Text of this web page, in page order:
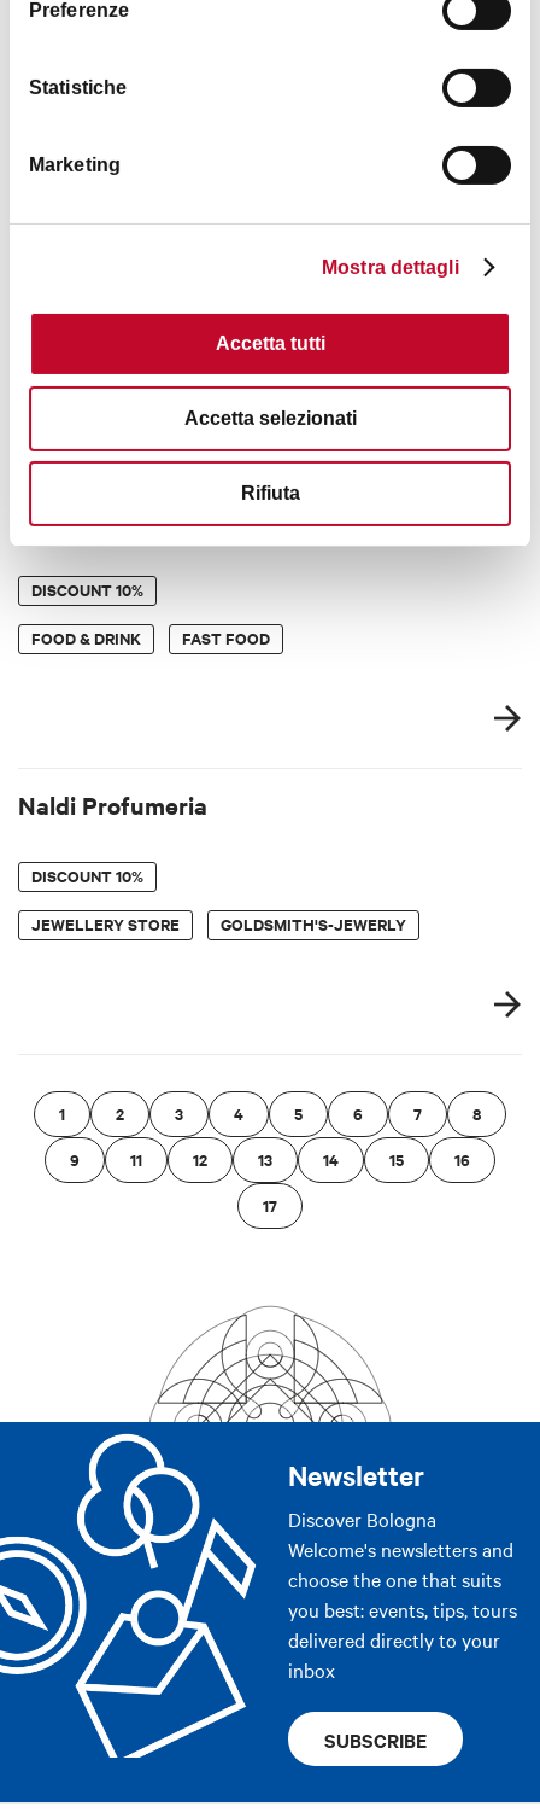
Preferenze
Statistiche
Marketing
Mostra dettagli
Accetta tutti
Accetta selezionati
Rifiuta
DISCOUNT10%
La maison du savon de Marseille
HOME-WARE & FORNITURE HOME-WARE
Mc Donald's
DISCOUNT10%
FOOD & DRINK FAST FOOD
Naldi Profumeria
DISCOUNT10%
JEWELLERY STORE GOLDSMITH'S-JEWERLY
1 2 3 4 5 6 7
8
9
11 12 13 14 15
16
17
Newsletter
Discover Bologna
Welcome's newsletters and
choose the one that suits
you best: events, tips, tours
delivered directly to your
inbox
SUBSCRIBE